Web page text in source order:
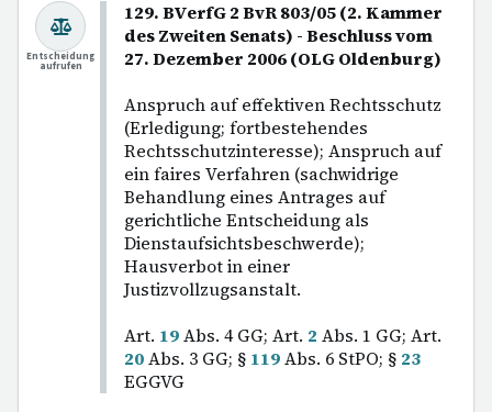
129. BVerfG 2 BvR 803/05 (2. Kammer
des Zweiten Senats) - Beschluss vom
27. Dezember 2006 (OLG Oldenburg)
Anspruch auf effektiven Rechtsschutz
(Erledigung; fortbestehendes
Rechtsschutzinteresse); Anspruch auf
ein faires Verfahren (sachwidrige
Behandlung eines Antrages auf
gerichtliche Entscheidung als
Dienstaufsichtsbeschwerde);
Hausverbot in einer
Justizvollzugsanstalt.
Art. 19Abs. 4 GG; Art. 2 Abs. 1 GG; Art.
20Abs. 3 GG; § 119Abs. 6 StPO; § 23
EGGVG
Entscheidung
aufrufen